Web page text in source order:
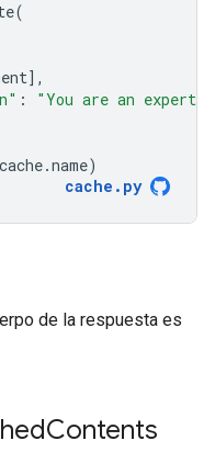
(
],
:
"You are an expert
cache.name)
cache . py
de la respuesta es
Contents